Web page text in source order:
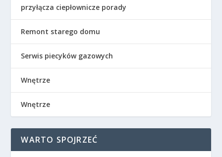
przyłącza ciepłownicze porady
Remont starego domu
Serwis piecyków gazowych
Wnętrze
Wnętrze
WARTO SPOJRZEĆ